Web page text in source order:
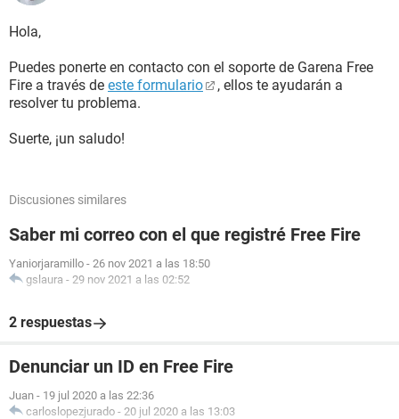
Hola,
Puedes ponerte en contacto con el soporte de Garena Free
Fire a través de este formulario
, ellos te ayudarán a
resolver tu problema.
Suerte, ¡un saludo!
Discusiones similares
Saber mi correo con el que registré Free Fire
Yaniorjaramillo - 26 nov 2021 a las 18:50
gslaura - 29 nov 2021 a las 02:52
2 respuestas
Denunciar un ID en Free Fire
Juan - 19 jul 2020 a las 22:36
carloslopezjurado - 20 jul 2020 a las 13:03